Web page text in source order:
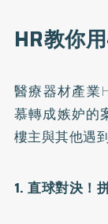
HR教你
醫療器材產業
慕轉成嫉妒的
樓主與其他遇
1. 直球對決！